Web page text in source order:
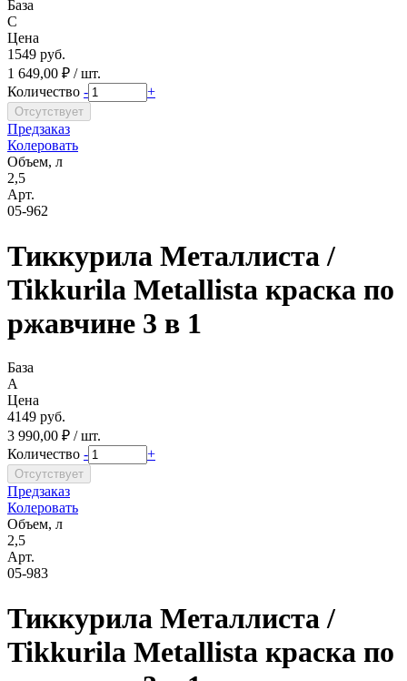
База
C
Цена
1549 руб.
1 649,00 ₽ / шт.
Количество - +
Предзаказ
Колеровать
Объем, л
2,5
Арт.
05-962
Тиккурила Металлиста /
Tikkurila Metallista краска по
ржавчине 3 в 1
База
A
Цена
4149 руб.
3 990,00 ₽ / шт.
Количество - +
Предзаказ
Колеровать
Объем, л
2,5
Арт.
05-983
Тиккурила Металлиста /
Tikkurila Metallista краска по